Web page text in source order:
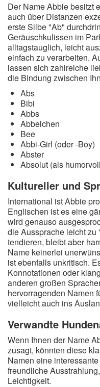
Der Name Abbie besitzt
auch über Distanzen
erste Silbe "Ab"
Geräuschkulissen im
alltagstauglich, leicht
einfach zu verarbeiten.
lassen sich zahlreiche
die Bindung zwischen
Abs
Bibi
Abbs
Abbelchen
Bee
Abbi-Girl (oder -Boy)
Abster
Absolut (als
Kultureller und
International ist Abbie
Englischen ist es eine
wird genauso
die Aussprache leicht
tendieren, bleibt aber
Name keinerlei
ist ebenfalls unkritisch.
Konnotationen oder
anderen großen
hervorragenden Namen
vielleicht auch ins
Verwandte
Wenn Ihnen der Name
zusagt, könnten diese
Namen eine
freundliche
Leichtigkeit.